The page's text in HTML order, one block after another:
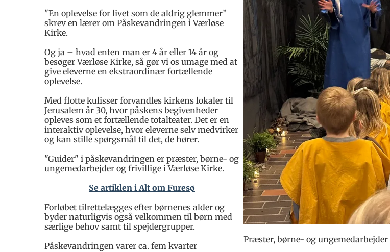
"En oplevelse for livet som de aldrig glemmer”
skrev en lærer om Påskevandringen i Værløse
Kirke.
Og ja – hvad enten man er 4 år eller 14 år og
besøger Værløse Kirke, så gør vi os umage med at
give eleverne en ekstraordinær fortællende
oplevelse.
Med flotte kulisser forvandles kirkens lokaler til
Jerusalem år 30, hvor påskens begivenheder
opleves som et fortællende totalteater. Det er en
interaktiv oplevelse, hvor eleverne selv medvirker
og kan stille spørgsmål til det, de hører.
"Guider" i påskevandringen er præster, børne- og
ungemedarbejder og frivillige i Værløse Kirke.
Se artiklen i Alt om Furesø
Forløbet tilrettelægges efter børnenes alder og
byder naturligvis også velkommen til børn med
særlige behov samt til spejdergrupper.
Påskevandringen varer ca. fem kvarter
Præster, børne- og